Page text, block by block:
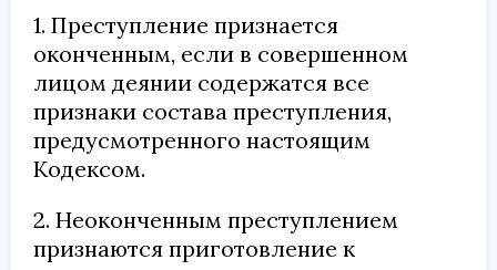
1. Преступление признается
оконченным, если в совершенном
лицом деянии содержатся все
признаки состава преступления,
предусмотренного настоящим
Кодексом.
2. Неоконченным преступлением
признаются приготовление к